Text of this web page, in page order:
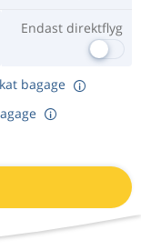
Endast direktflyg
bagage